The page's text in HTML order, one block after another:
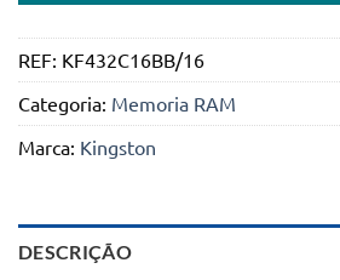
REF: KF432C16BB/16
Categoria: Memoria RAM
Marca: Kingston
DESCRIÇÃO